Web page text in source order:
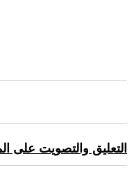
التعليق والتصويت على